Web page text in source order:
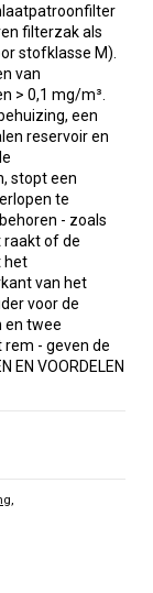
filterzak als
stofklasse M).
van
> 0,1 mg/m³.
een
reservoir en
stopt een
te
- zoals
raakt of de
het
van het
voor de
en twee
- geven de
EN VOORDELEN
,